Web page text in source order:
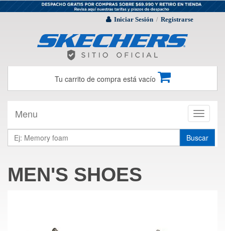
Iniciar Sesión / Registrarse
Tu carrito de compra está vacío
Toggle
Menu
Buscar
MEN'S SHOES